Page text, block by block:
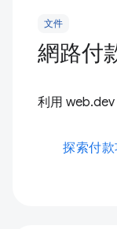
文件
網路付
利用 web.dev
探索付